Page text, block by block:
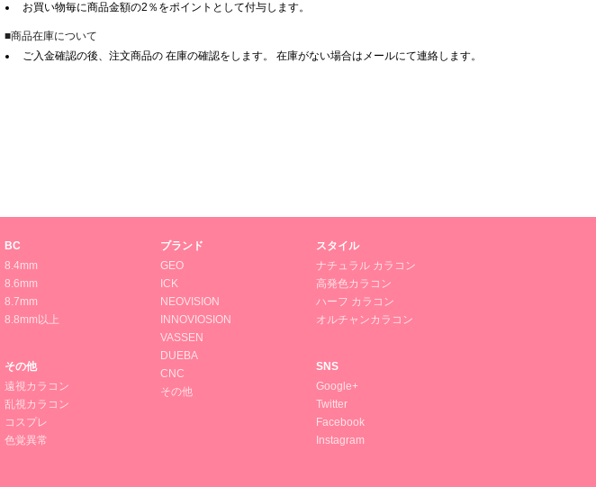
お買い物毎に商品金額の2％をポイントとして付与します。
■商品在庫について
ご入金確認の後、注文商品の 在庫の確認をします。 在庫がない場合はメールにて連絡します。
BC
8.4mm
8.6mm
8.7mm
8.8mm以上
その他
遠視カラコン
乱視カラコン
コスプレ
色覚異常
ブランド
GEO
ICK
NEOVISION
INNOVIOSION
VASSEN
DUEBA
CNC
その他
スタイル
ナチュラル カラコン
高発色カラコン
ハーフ カラコン
オルチャンカラコン
SNS
Google+
Twitter
Facebook
Instagram